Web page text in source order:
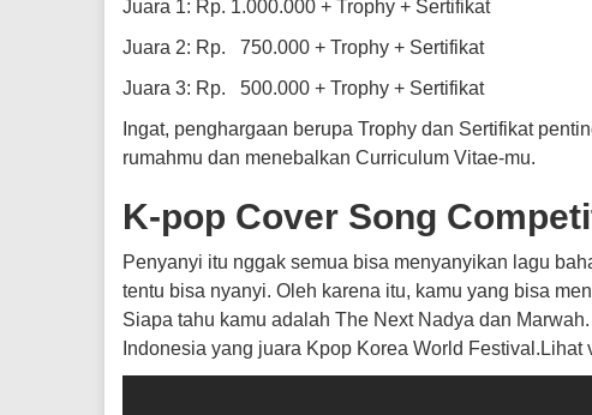
Juara 1: Rp. 1.000.000 + Trophy + Sertifikat
Juara 2: Rp. 750.000 + Trophy + Sertifikat
Juara 3: Rp. 500.000 + Trophy + Sertifikat
Ingat, penghargaan berupa Trophy dan Sertifikat
rumahmu dan menebalkan Curriculum Vitae-mu.
K-pop Cover Song
Penyanyi itu nggak semua bisa menyanyikan lagu
tentu bisa nyanyi. Oleh karena itu, kamu yang bisa
Siapa tahu kamu adalah The Next Nadya dan
Indonesia yang juara Kpop Korea World